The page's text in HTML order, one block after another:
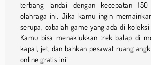
terbang landai dengan kecepatan
olahraga ini. Jika kamu ingin
serupa, cobalah game yang ada di koleksi
Kamu bisa menaklukkan trek balap di
kapal, jet, dan bahkan pesawat ruang
online gratis ini!